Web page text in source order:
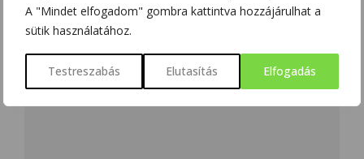
A "Mindet elfogadom" gombra kattintva hozzájárulhat a
sütik használatához.
Testreszabás Elutasítás Elfogadás
Az e-mail címet nem tesszük közzé. A kötelező mezőket
karakterrel jelöltük